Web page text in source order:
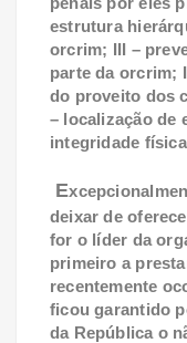
estrutura
orcrim; III –
parte da orcrim;
do proveito dos
– localização de
integridade
E
deixar de
for o líder da
primeiro a
recentemente
ficou garantido
da República o